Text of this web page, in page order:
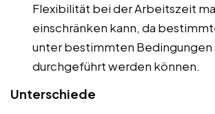
Flexibilität bei der Arbeitszeit
einschränken kann, da
unter bestimmten Bedingungen
durchgeführt werden können.
Unterschiede